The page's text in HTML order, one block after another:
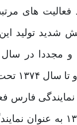
فعالیت های
شدید تولید
فعالیت
نمایندگی فارس
و از سال ۱۳۷۴ به